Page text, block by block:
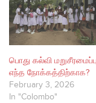
பொது கல்வி
எந்த நோக்கத்திற்காக?
February 3, 2026
In "Colombo"